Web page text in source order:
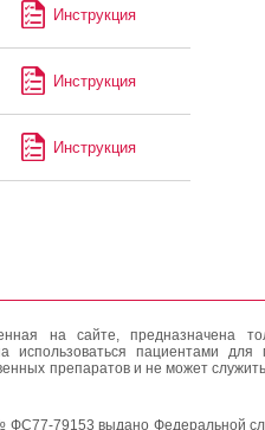
Инструкция
Инструкция
Инструкция
на сайте, предназначена
пациентами для
препаратов и не может
ФС77-79153 выдано Федеральной